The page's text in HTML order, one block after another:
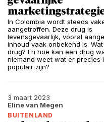
In Colombia wordt steeds
aangetroffen. Deze drug is
levensgevaarlijk, vooral
inhoud vaak onbekend is.
drug? En hoe kan een drug
niemand weet wat er precies
populair zijn?
3 maart 2023
Eline van Megen
BUITENLAND